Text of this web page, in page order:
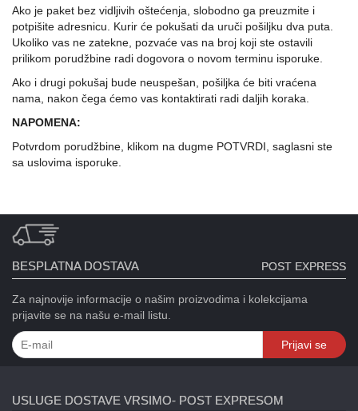
RIBOLOVNE
DOZVOLE
ZA
2026.god.
Kontakt
Naši
vatrometi
USLOVI
ISPORUKE
O
kupovini
Ako je paket bez vidljivih oštećenja, slobodno ga preuzmite i
potpišite adresnicu. Kurir će pokušati da uruči pošiljku dva puta.
Ukoliko vas ne zatekne, pozvaće vas na broj koji ste ostavili
prilikom porudžbine radi dogovora o novom terminu isporuke.
Ako i drugi pokušaj bude neuspešan, pošiljka će biti vraćena
nama, nakon čega ćemo vas kontaktirati radi daljih koraka.
NAPOMENA:
Potvrdom porudžbine, klikom na dugme POTVRDI, saglasni ste
sa uslovima isporuke.
BESPLATNA DOSTAVA POST EXPRESS
Za najnovije informacije o našim proizvodima i kolekcijama
prijavite se na našu e-mail listu.
Prijavi se
USLUGE DOSTAVE VRSIMO- POST EXPRESOM